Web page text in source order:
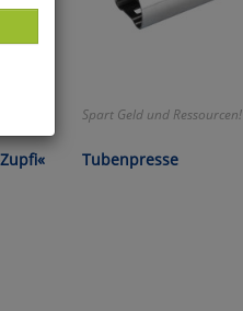
Spart Geld und Ressourcen!
Tubenpresse